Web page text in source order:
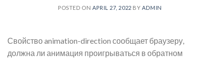
POSTED ON APRIL 27, 2022 BY ADMIN
Свойство animation-direction сообщает браузеру,
должна ли анимация проигрываться в обратном